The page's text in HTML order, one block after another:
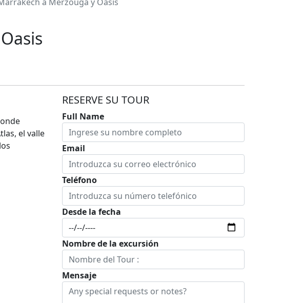
el valle
RESERVE SU TOUR
Full Name
Email
Teléfono
Desde la fecha
Nombre de la excursión
Mensaje